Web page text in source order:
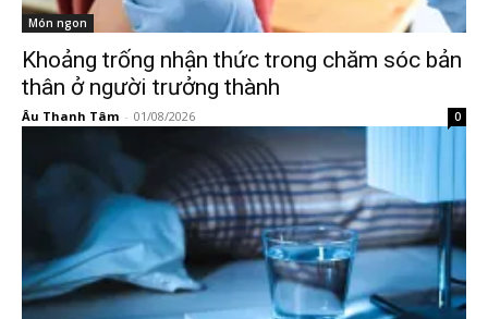
Món ngon
Khoảng trống nhận thức trong chăm sóc bản
thân ở người trưởng thành
Âu Thanh Tâm - 01/08/2026 0